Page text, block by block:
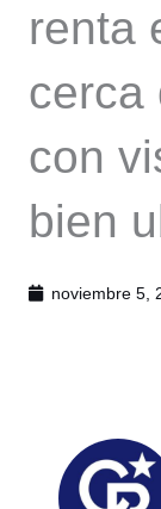
renta
cerca
con
bien
noviembre 5,